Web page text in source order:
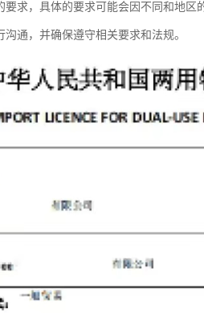
要求，具体的要求可能会因不同和地
通，并确保遵守相关要求和法规。